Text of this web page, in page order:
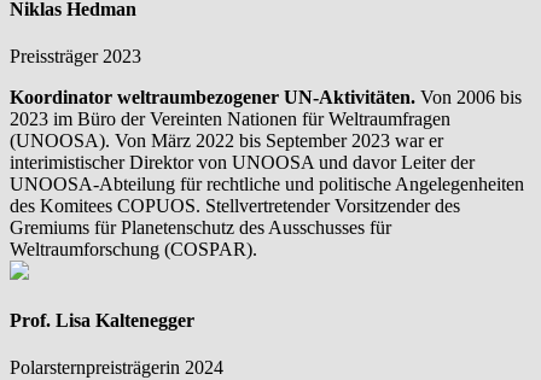
Niklas Hedman
Preissträger 2023
Koordinator weltraumbezogener UN-Aktivitäten. Von 2006 bis
2023 im Büro der Vereinten Nationen für Weltraumfragen
(UNOOSA). Von März 2022 bis September 2023 war er
interimistischer Direktor von UNOOSA und davor Leiter der
UNOOSA-Abteilung für rechtliche und politische Angelegenheiten
des Komitees COPUOS. Stellvertretender Vorsitzender des
Gremiums für Planetenschutz des Ausschusses für
Weltraumforschung (COSPAR).
Prof. Lisa Kaltenegger
Polarsternpreisträgerin 2024